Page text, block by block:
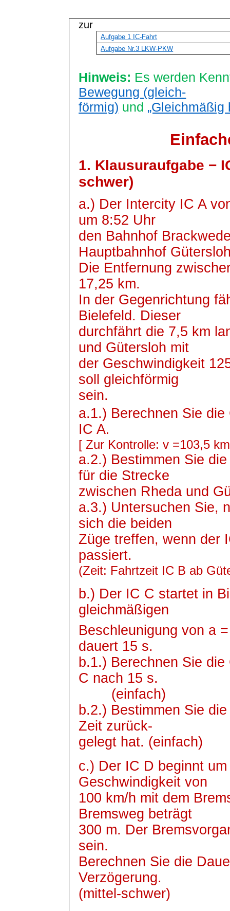
zur
Aufgabe 1 IC-Fahrt
Aufgabe Nr.3 LKW-PKW
Hinweis: Es werden
Bewegung (gleich-
förmig) und „Gleichmäßig
1. Klausuraufgabe −
schwer)
a.) Der Intercity IC A
um 8:52 Uhr
den Bahnhof
Hauptbahnhof
Die Entfernung
17,25 km.
In der Gegenrichtung
Bielefeld. Dieser
durchfährt die 7,5 km
und Gütersloh mit
der Geschwindigkeit
soll gleichförmig
sein.
a.1.) Berechnen Sie
IC A.
[ Zur Kontrolle: v =103,5
a.2.) Bestimmen Sie
für die Strecke
zwischen Rheda und
a.3.) Untersuchen Sie,
sich die beiden
Züge treffen, wenn der
passiert.
(Zeit: Fahrtzeit IC B ab
b.) Der IC C startet in
gleichmäßigen
Beschleunigung von a
dauert 15 s.
b.1.) Berechnen Sie
C nach 15 s.
(einfach)
b.2.) Bestimmen Sie
Zeit zurück-
gelegt hat. (einfach)
c.) Der IC D beginnt
Geschwindigkeit von
100 km/h mit dem
Bremsweg beträgt
300 m. Der
sein.
Berechnen Sie die
Verzögerung.
(mittel-schwer)